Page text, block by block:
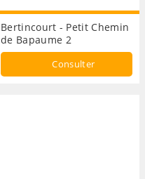
Bertincourt - Petit Chemin
de Bapaume 2
Consulter